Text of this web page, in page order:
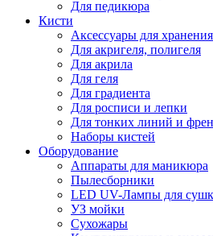
Для педикюра
Кисти
Аксессуары для
Для акригеля, полигеля
Для акрила
Для геля
Для градиента
Для росписи и лепки
Для тонких линий и
Наборы кистей
Оборудование
Аппараты для маникюра
Пылесборники
LED UV-Лампы для
УЗ мойки
Сухожары